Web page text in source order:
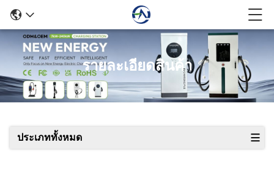
รายละเอียดสินค้า
ประเภททั้งหมด